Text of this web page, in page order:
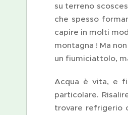
su terreno
che spesso
capire in molti
montagna ! Ma
un fiumiciattolo,
Acqua è vita, e
particolare.
trovare refrigerio